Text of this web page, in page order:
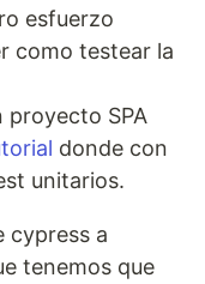
esfuerzo
como testear la
proyecto SPA
donde con
unitarios.
cypress a
tenemos que